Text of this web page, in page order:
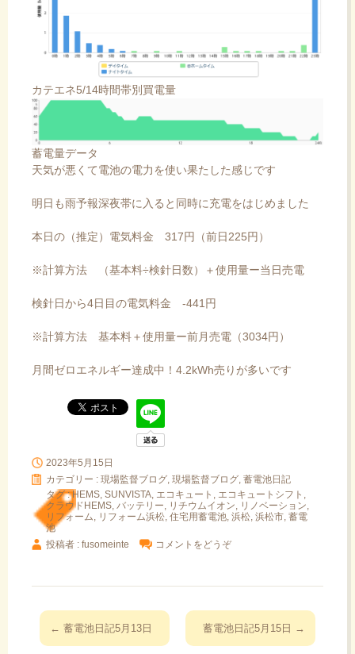
カテエネ5/14時間帯別買電量
蓄電量データ
天気が悪くて電池の電力を使い果たした感じです
明日も雨予報深夜帯に入ると同時に充電をはじめました
本日の（推定）電気料金 317円（前日225円）
※計算方法 （基本料÷検針日数）＋使用量ー当日売電
検針日から4日目の電気料金 -441円
※計算方法 基本料＋使用量ー前月売電（3034円）
月間ゼロエネルギー達成中！4.2kWh売りが多いです
2023年5月15日
カテゴリー : 現場監督ブログ, 現場監督ブログ, 蓄電池日記
タグ :HEMS, SUNVISTA, エコキュート , エコキュートシフト ,
クラウドHEMS, バッテリー, リチウムイオン, リノベーション,
リフォーム, リフォーム浜松, 住宅用蓄電池, 浜松, 浜松市, 蓄電
池
投稿者 : fusomeinte
コメントをどうぞ
投
稿
← 蓄電池日記5月13日 蓄電池日記5月15日 →